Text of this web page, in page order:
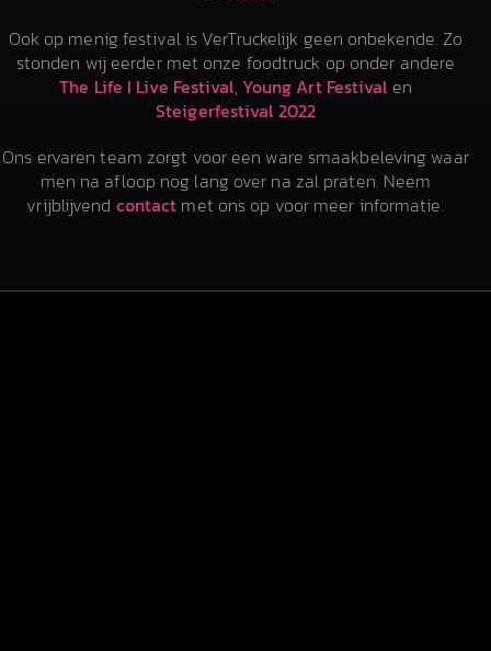
Ook op menig festival is VerTruckelijk geen onbekende. Zo
stonden wij eerder met onze foodtruck op onder andere
The Life I Live Festival, Young Art Festival en
Steigerfestival 2022
Ons ervaren team zorgt voor een ware smaakbeleving waar
men na afloop nog lang over na zal praten. Neem
vrijblijvend contact met ons op voor meer informatie.